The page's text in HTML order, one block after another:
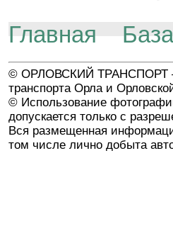
Главная
© ОРЛОВСКИЙ ТРАНСПОРТ —
транспорта Орла и
© Использование
допускается только с
Вся размещенная
том числе лично добыта